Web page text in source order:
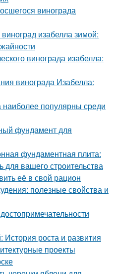
винограда
изабелла зимой:
винограда изабелла:
винограда Изабелла:
наиболее популярны среди
фундамент для
фундаментная плита:
для вашего строительства
её в свой рацион
полезные свойства и
роста и развития
проекты